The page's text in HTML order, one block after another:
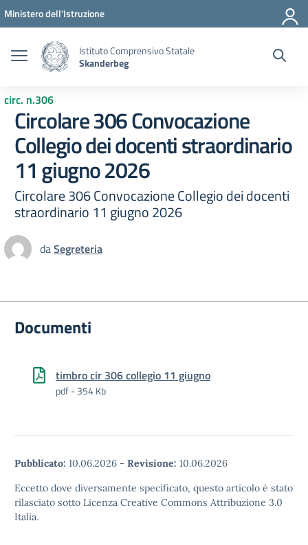
Vai ai contenuti
Vai al menu di navigazione
Vai al footer
Ministero dell'Istruzione
Istituto Comprensivo Statale
Skanderbeg
circ. n.306
Circolare 306 Convocazione
Collegio dei docenti straordinario
11 giugno 2026
Circolare 306 Convocazione Collegio dei docenti
straordinario 11 giugno 2026
daSegreteria
Documenti
timbro cir 306 collegio 11 giugno
pdf - 354 Kb
Pubblicato: 10.06.2026 - Revisione: 10.06.2026
Eccetto dove diversamente specificato, questo articolo è stato
rilasciato sotto Licenza Creative Commons Attribuzione 3.0
Italia.